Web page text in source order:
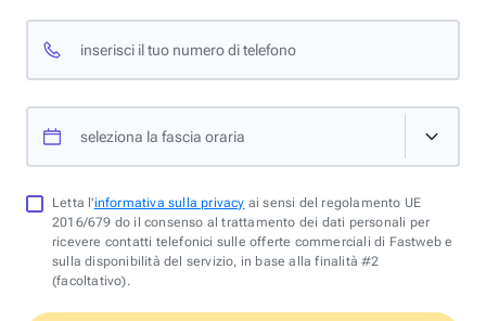
inserisci il tuo numero di telefono
seleziona la fascia oraria
Letta l'informativa sulla privacy ai sensi del regolamento UE
2016/679 do il consenso al trattamento dei dati personali per
ricevere contatti telefonici sulle offerte commerciali di Fastweb e
sulla disponibilità del servizio, in base alla finalità #2
(facoltativo).